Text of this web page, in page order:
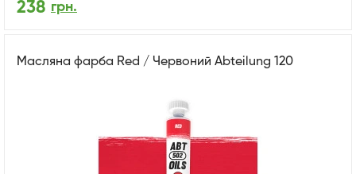
238 грн.
Масляна фарба Red / Червоний Abteilung 120